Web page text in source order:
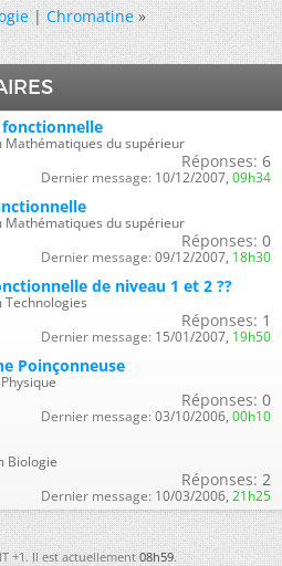
|Chromatine »
Mathématiques du supérieur
Réponses: 6
Dernier message: 10/12/2007, 09h34
Mathématiques du supérieur
Réponses: 0
Dernier message: 09/12/2007, 18h30
de niveau 1 et 2 ??
Réponses: 1
Dernier message: 15/01/2007, 19h50
Poinçonneuse
Réponses: 0
Dernier message: 03/10/2006, 00h10
Biologie
Réponses: 2
Dernier message: 10/03/2006, 21h25
+1. Il est actuellement08h59.